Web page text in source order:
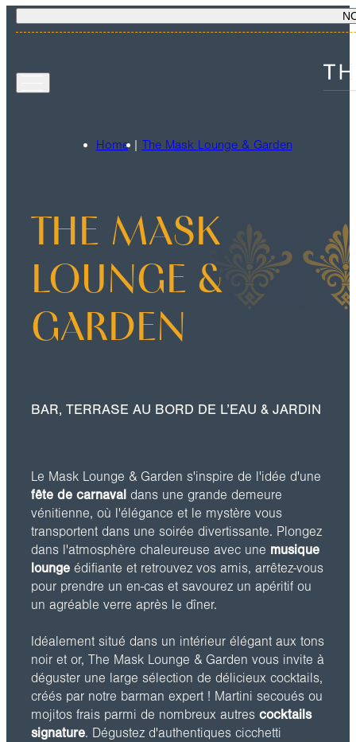
Home| The Mask Lounge & Garden
THE MASK
LOUNGE &
GARDEN
BAR, TERRASE AU BORD DE L’EAU & JARDIN
Le Mask Lounge & Garden s'inspire de l'idée d'une
fête de carnaval dans une grande demeure
vénitienne, où l'élégance et le mystère vous
transportent dans une soirée divertissante. Plongez
dans l'atmosphère chaleureuse avec une musique
loungeédifiante et retrouvez vos amis, arrêtez-vous
pour prendre un en-cas et savourez un apéritif ou
un agréable verre après le dîner.
Idéalement situé dans un intérieur élégant aux tons
noir et or, The Mask Lounge & Garden vous invite à
déguster une large sélection de délicieux cocktails,
créés par notre barman expert ! Martini secoués ou
mojitos frais parmi de nombreux autres cocktails
signature. Dégustez d'authentiques cicchetti